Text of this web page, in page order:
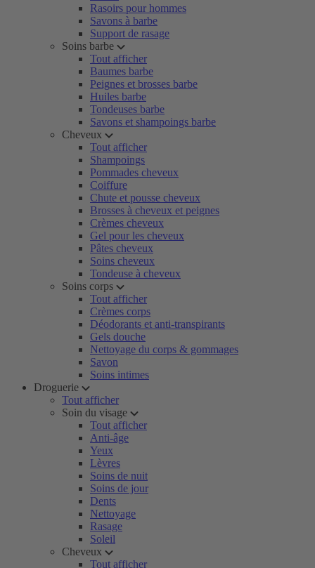
Rasoirs pour hommes
Savons à barbe
Support de rasage
Soins barbe
Tout afficher
Baumes barbe
Peignes et brosses barbe
Huiles barbe
Tondeuses barbe
Savons et shampoings barbe
Cheveux
Tout afficher
Shampoings
Pommades cheveux
Coiffure
Chute et pousse cheveux
Brosses à cheveux et peignes
Crèmes cheveux
Gel pour les cheveux
Pâtes cheveux
Soins cheveux
Tondeuse à cheveux
Soins corps
Tout afficher
Crèmes corps
Déodorants et anti-transpirants
Gels douche
Nettoyage du corps & gommages
Savon
Soins intimes
Droguerie
Tout afficher
Soin du visage
Tout afficher
Anti-âge
Yeux
Lèvres
Soins de nuit
Soins de jour
Dents
Nettoyage
Rasage
Soleil
Cheveux
Tout afficher